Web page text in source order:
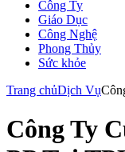
Công Ty
Giáo Dục
Công Nghệ
Phong Thủy
Sức khỏe
Trang chủDịch Vụ
Công Ty